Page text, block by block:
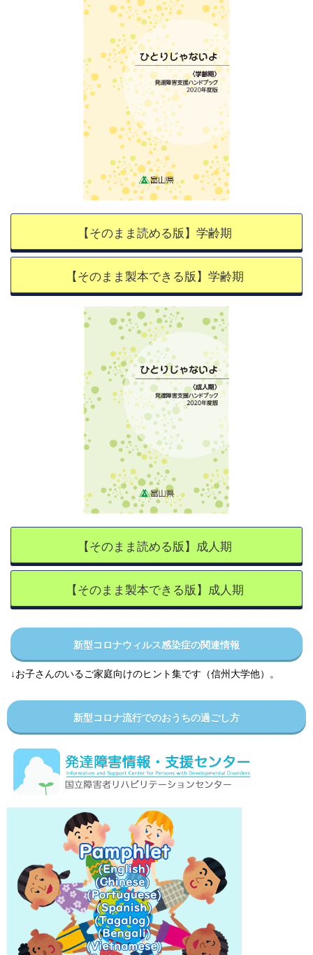
【そのまま読める版】学齢期
【そのまま製本できる版】学齢期
【そのまま読める版】成人期
【そのまま製本できる版】成人期
新型コロナウィルス感染症の関連情報
↓お子さんのいるご家庭向けのヒント集です（信州大学他）。
新型コロナ流行でのおうちの過ごし方